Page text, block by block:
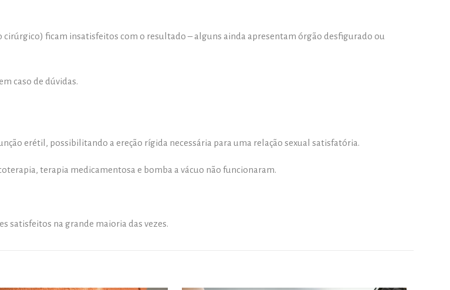
ficam insatisfeitos com o resultado – alguns ainda apresentam órgão desfigurado ou
caso de dúvidas.
erétil, possibilitando a ereção rígida necessária para uma relação sexual satisfatória.
terapia medicamentosa e bomba a vácuo não funcionaram.
satisfeitos na grande maioria das vezes.